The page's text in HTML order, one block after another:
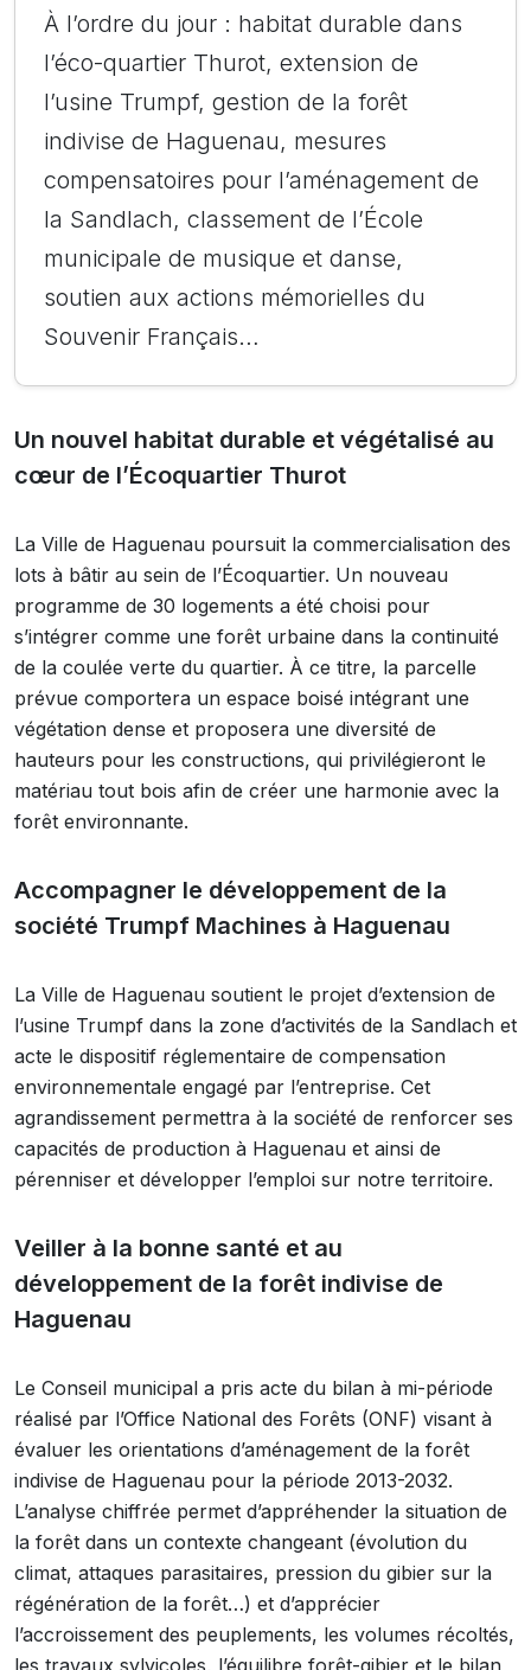
À l’ordre du jour : habitat durable dans
l’éco-quartier Thurot, extension de
l’usine Trumpf, gestion de la forêt
indivise de Haguenau, mesures
compensatoires pour l’aménagement de
la Sandlach, classement de l’École
municipale de musique et danse,
soutien aux actions mémorielles du
Souvenir Français…
Un nouvel habitat durable et végétalisé au
cœur de l’Écoquartier Thurot
La Ville de Haguenau poursuit la commercialisation des
lots à bâtir au sein de l’Écoquartier. Un nouveau
programme de 30 logements a été choisi pour
s’intégrer comme une forêt urbaine dans la continuité
de la coulée verte du quartier. À ce titre, la parcelle
prévue comportera un espace boisé intégrant une
végétation dense et proposera une diversité de
hauteurs pour les constructions, qui privilégieront le
matériau tout bois afin de créer une harmonie avec la
forêt environnante.
Accompagner le développement de la
société Trumpf Machines à Haguenau
La Ville de Haguenau soutient le projet d’extension de
l’usine Trumpf dans la zone d’activités de la Sandlach et
acte le dispositif réglementaire de compensation
environnementale engagé par l’entreprise. Cet
agrandissement permettra à la société de renforcer ses
capacités de production à Haguenau et ainsi de
pérenniser et développer l’emploi sur notre territoire.
Veiller à la bonne santé et au
développement de la forêt indivise de
Haguenau
Le Conseil municipal a pris acte du bilan à mi-période
réalisé par l’Office National des Forêts (ONF) visant à
évaluer les orientations d’aménagement de la forêt
indivise de Haguenau pour la période 2013-2032.
L’analyse chiffrée permet d’appréhender la situation de
la forêt dans un contexte changeant (évolution du
climat, attaques parasitaires, pression du gibier sur la
régénération de la forêt…) et d’apprécier
l’accroissement des peuplements, les volumes récoltés,
les travaux sylvicoles, l’équilibre forêt-gibier et le bilan